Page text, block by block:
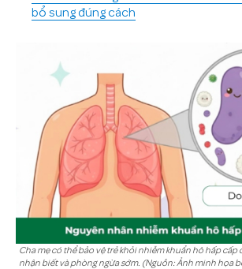
bổ sung đúng cách
Cha mẹ có thể bảo vệ trẻ khỏi nhiễm khuẩn hô hấp cấp
nhận biết và phòng ngừa sớm. (Nguồn: Ảnh minh họa